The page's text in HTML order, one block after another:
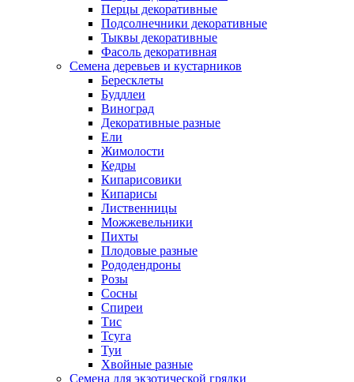
Перцы декоративные
Подсолнечники декоративные
Тыквы декоративные
Фасоль декоративная
Семена деревьев и кустарников
Бересклеты
Буддлеи
Виноград
Декоративные разные
Ели
Жимолости
Кедры
Кипарисовики
Кипарисы
Лиственницы
Можжевельники
Пихты
Плодовые разные
Рододендроны
Розы
Сосны
Спиреи
Тис
Тсуга
Туи
Хвойные разные
Семена для экзотической грядки